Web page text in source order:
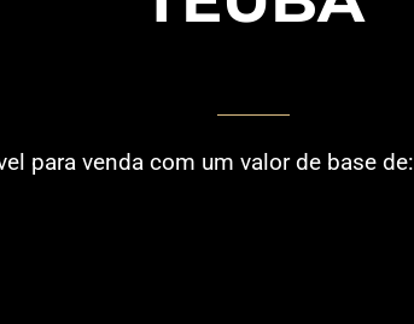
para venda com um valor de base de: